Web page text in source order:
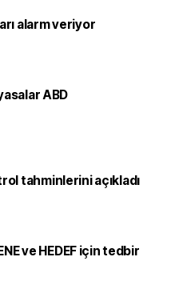
alarm veriyor
ABD
tahminlerini açıkladı
ve HEDEF için tedbir